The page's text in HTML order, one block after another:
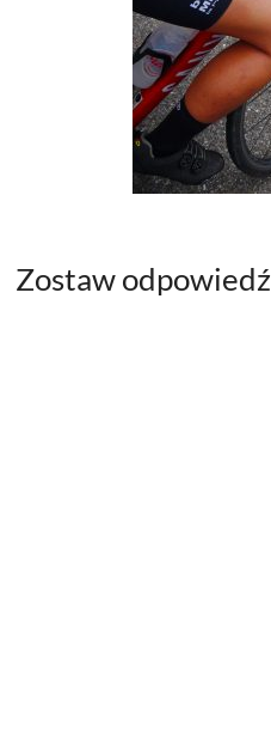
Zostaw odpowiedź